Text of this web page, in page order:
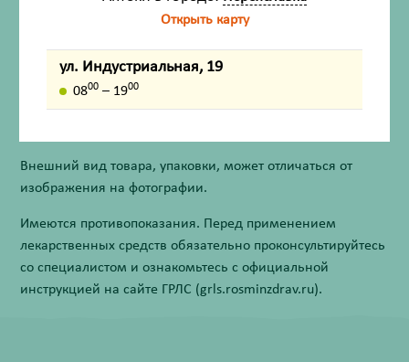
Условия хранения
Срок годности
Условия отпуска
Внешний вид товара, упаковки, может отличаться от
изображения на фотографии.
Имеются противопоказания. Перед применением
лекарственных средств обязательно проконсультируйтесь
со специалистом и ознакомьтесь с официальной
инструкцией на сайте ГРЛС (grls.rosminzdrav.ru).
Открыть карту
ул. Индустриальная, 19
0800 – 1900